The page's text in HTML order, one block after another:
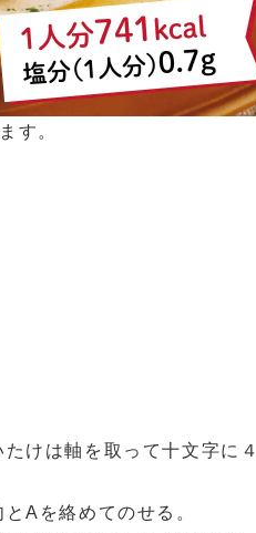
す。
けは軸を取って十文字に４
Aを絡めてのせる。